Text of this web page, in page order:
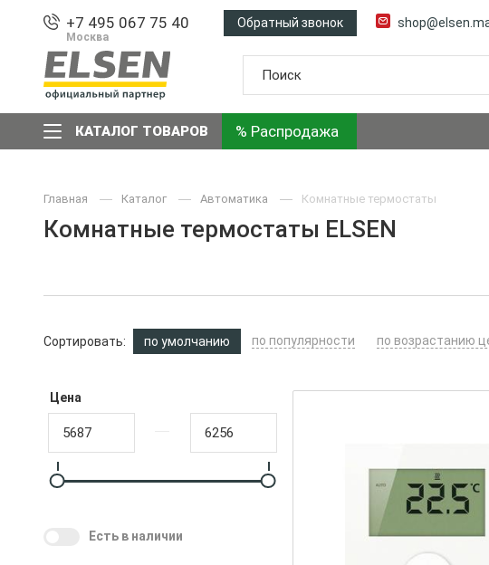
+7 495 067 75 40
Москва
Обратный звонок
КАТАЛОГ ТОВАРОВ % Распродажа
Главная Каталог Автоматика Комнатные термостаты
Комнатные термостаты ELSEN
Сортировать: по умолчанию по популярности по возрастанию
Есть в наличии